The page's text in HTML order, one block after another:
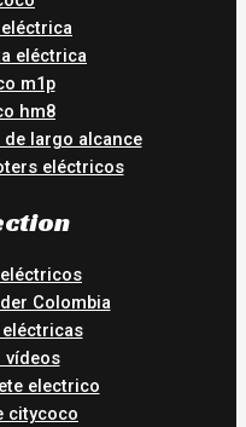
eléctrica
m1p
hm8
largo alcance
eléctricos
Colombia
vídeos
electrico
citycoco